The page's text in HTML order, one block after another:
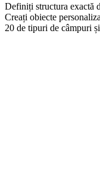
Definiți structura exactă
Creați obiecte
20 de tipuri de câmpuri